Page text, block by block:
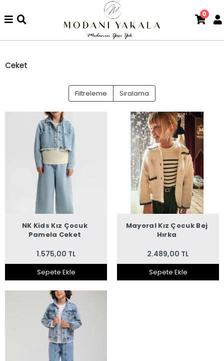
0
Ceket
Filtreleme Sıralama
NK Kids Kız Çocuk
Pamela Ceket
1.575,00 TL
Sepete Ekle
Mayoral Kız Çocuk Bej
Hırka
2.489,00 TL
Sepete Ekle